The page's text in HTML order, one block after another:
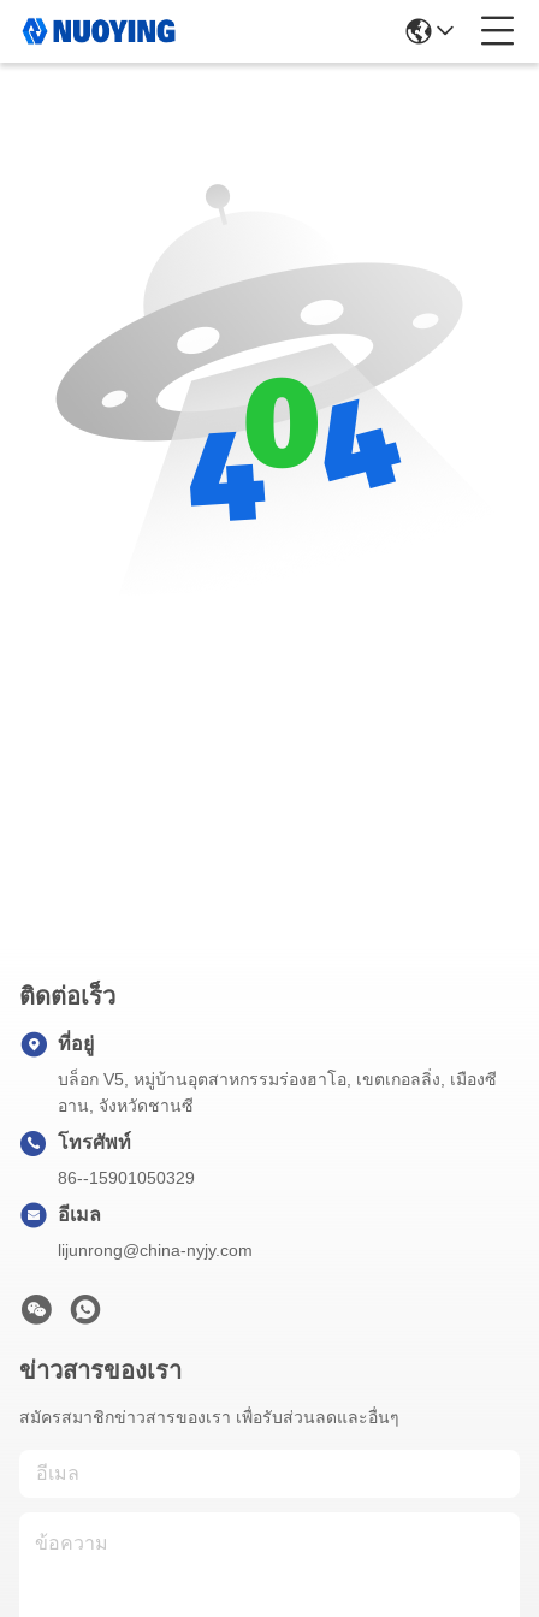
ติดต่อเร็ว
ที่อยู่
บล็อก V5, หมู่บ้านอุตสาหกรรมร่องฮาโอ, เขตเกอลลิ่ง, เมืองซี
อาน, จังหวัดชานซี
โทรศัพท์
86--15901050329
อีเมล
lijunrong@china-nyjy.com
ข่าวสารของเรา
สมัครสมาชิกข่าวสารของเรา เพื่อรับส่วนลดและอื่นๆ